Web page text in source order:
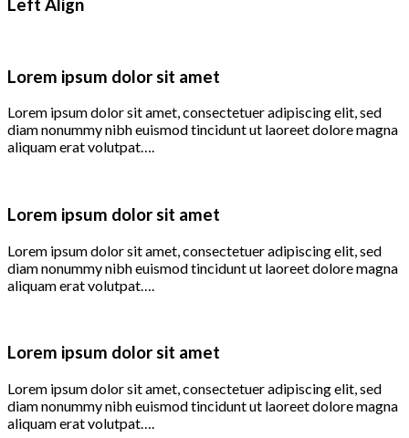
Left Align
Lorem ipsum dolor sit amet
Lorem ipsum dolor sit amet, consectetuer adipiscing elit, sed
diam nonummy nibh euismod tincidunt ut laoreet dolore magna
aliquam erat volutpat….
Lorem ipsum dolor sit amet
Lorem ipsum dolor sit amet, consectetuer adipiscing elit, sed
diam nonummy nibh euismod tincidunt ut laoreet dolore magna
aliquam erat volutpat….
Lorem ipsum dolor sit amet
Lorem ipsum dolor sit amet, consectetuer adipiscing elit, sed
diam nonummy nibh euismod tincidunt ut laoreet dolore magna
aliquam erat volutpat….